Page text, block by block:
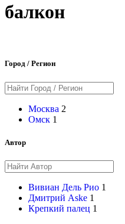
балкон
Город / Регион
Москва 2
Омск 1
Автор
Вивиан Дель Рио 1
Дмитрий Aske 1
Крепкий палец 1